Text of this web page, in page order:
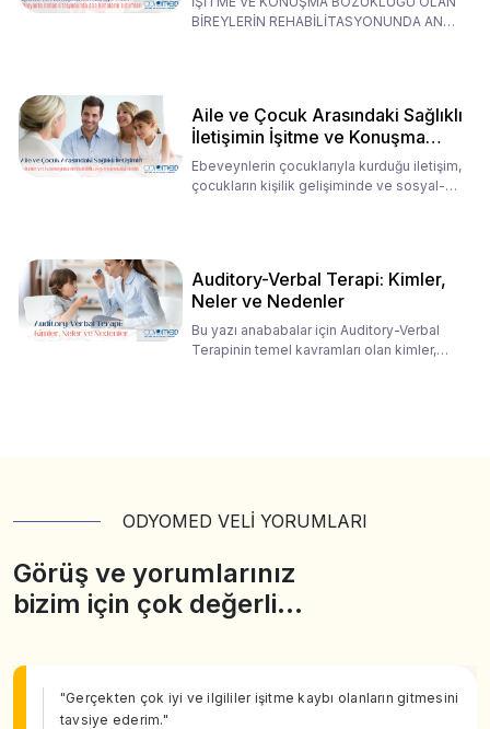
Babaların Tutumları
BİREYLERİN REHABİLİTASYONUNDA ANA
Aile ve Çocuk Arasındaki Sağlıklı
İletişimin İşitme ve Konuşma
Rehabilitasyonundaki Rolü
Ebeveynlerin çocuklarıyla kurduğu iletişim,
çocukların kişilik gelişiminde ve sosyal-
Auditory-Verbal Terapi: Kimler,
Neler ve Nedenler
Bu yazı anababalar için Auditory-Verbal
Terapinin temel kavramları olan kimler,
ODYOMED VELİ YORUMLARI
Görüş ve yorumlarınız
bizim için çok değerli…
"Gerçekten çok iyi ve ilgililer işitme kaybı olanların gitmesini
tavsiye ederim."